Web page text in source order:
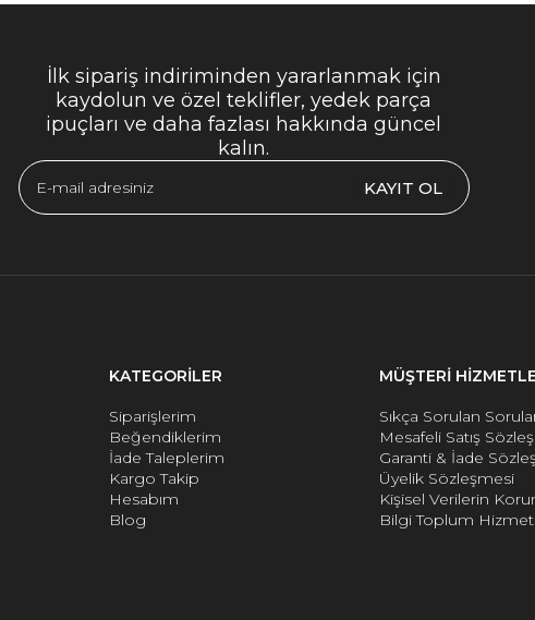
İlk sipariş indiriminden yararlanmak için
kaydolun ve özel teklifler, yedek parça
ipuçları ve daha fazlası hakkında güncel
kalın.
KAYIT OL
KATEGORİLER
Siparişlerim
Beğendiklerim
İade Taleplerim
Kargo Takip
Hesabım
Blog
MÜŞTERİ
Sıkça Sorulan
Mesafeli Satış
Garanti & İade
Üyelik Sözleşmesi
Kişisel Verilerin
Bilgi Toplum